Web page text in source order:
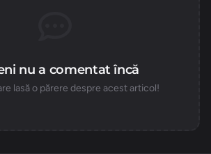
nu a comentat încă
lasă o părere despre acest articol!